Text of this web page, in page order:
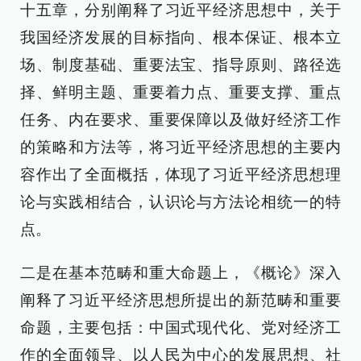
十五章，分别阐释了习近平经济思想中，关于
我国经济发展的目标指向、根本保证、根本立
场、制度基础、重要法宝、指导原则、路径选
择、鲜明主题、重要着力点、重要支撑、重点
任务、内在要求、重要保障以及做好经济工作
的策略和方法等，将习近平经济思想的主要内
容作出了全面概括，体现了习近平经济思想理
论与实践相结合，认识论与方法论相统一的特
点。
二是在基本范畴和重大命题上，《概论》深入
阐释了习近平经济思想所提出的新范畴和重要
命题，主要包括：中国式现代化、党对经济工
作的全面领导、以人民为中心的发展思想、社